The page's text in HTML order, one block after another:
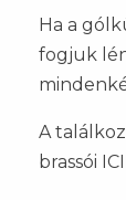
Ha a
fogjuk
A
brassói